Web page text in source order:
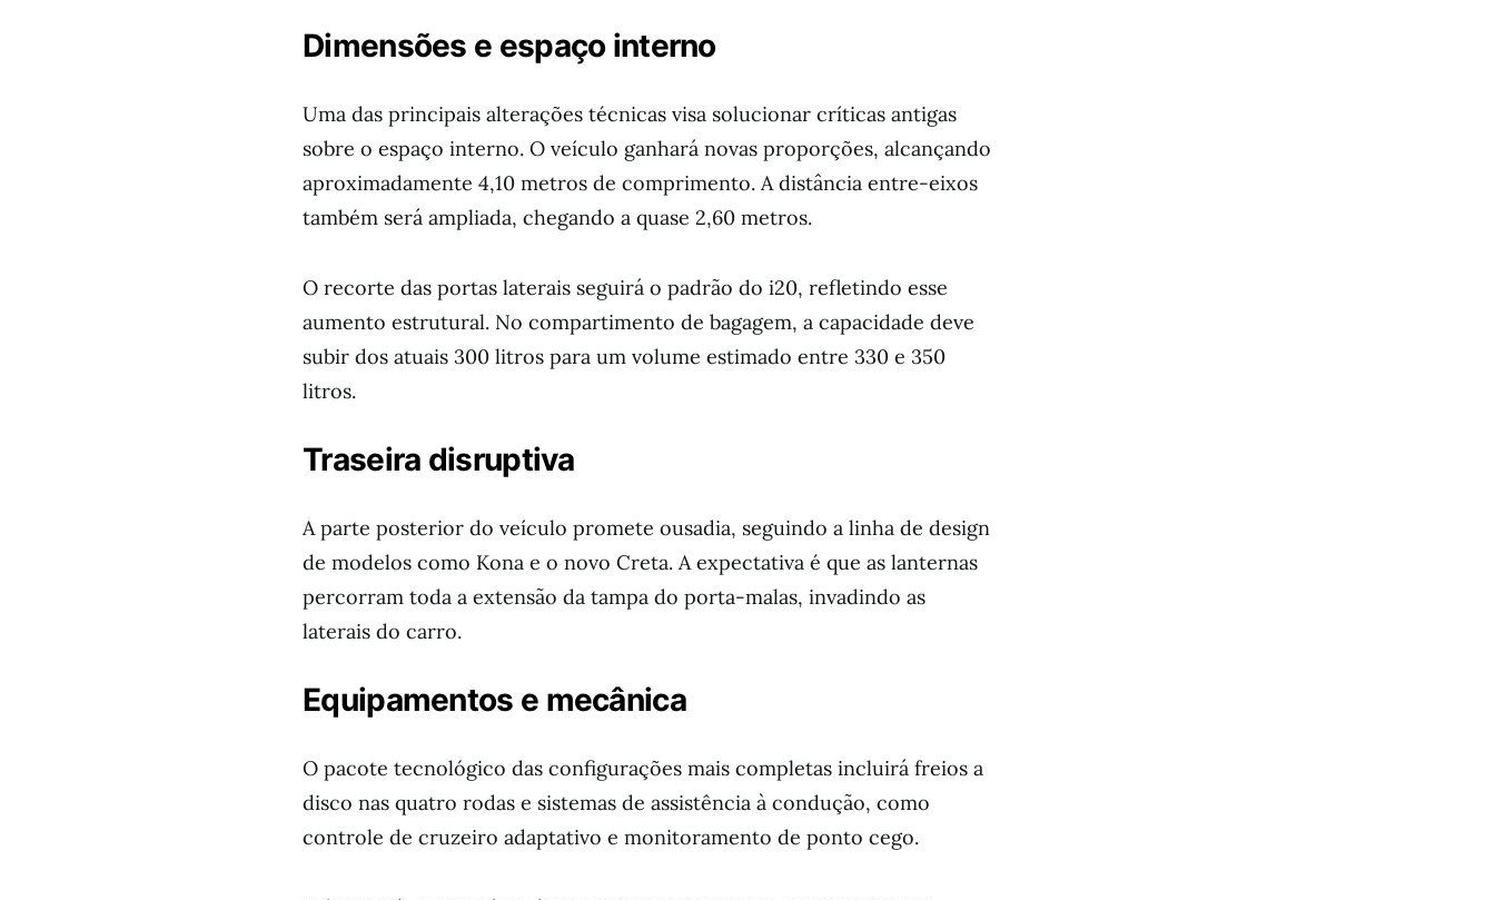
Dimensões e espaço interno
Uma das principais alterações técnicas visa solucionar críticas antigas
sobre o espaço interno. O veículo ganhará novas proporções, alcançando
aproximadamente 4,10 metros de comprimento. A distância entre-eixos
também será ampliada, chegando a quase 2,60 metros.
O recorte das portas laterais seguirá o padrão do i20, refletindo esse
aumento estrutural. No compartimento de bagagem, a capacidade deve
subir dos atuais 300 litros para um volume estimado entre 330 e 350
litros.
Traseira disruptiva
A parte posterior do veículo promete ousadia, seguindo a linha de design
de modelos como Kona e o novo Creta. A expectativa é que as lanternas
percorram toda a extensão da tampa do porta-malas, invadindo as
laterais do carro.
Equipamentos e mecânica
O pacote tecnológico das configurações mais completas incluirá freios a
disco nas quatro rodas e sistemas de assistência à condução, como
controle de cruzeiro adaptativo e monitoramento de ponto cego.